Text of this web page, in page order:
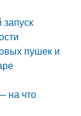
пушек и
на что